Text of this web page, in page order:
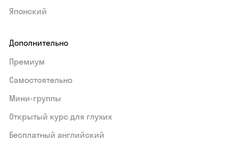
Японский
Дополнительно
Премиум
Самостоятельно
Мини-группы
Открытый курс для глухих
Бесплатный английский